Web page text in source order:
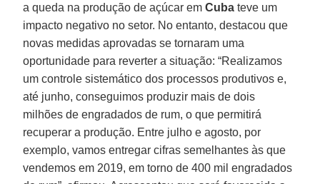
a queda na produção de açúcar emCuba teve um
impacto negativo no setor. No entanto, destacou que
novas medidas aprovadas se tornaram uma
oportunidade para reverter a situação: “Realizamos
um controle sistemático dos processos produtivos e,
até junho, conseguimos produzir mais de dois
milhões de engradados de rum, o que permitirá
recuperar a produção. Entre julho e agosto, por
exemplo, vamos entregar cifras semelhantes às que
vendemos em 2019, em torno de 400 mil engradados